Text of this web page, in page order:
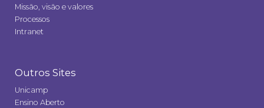
Missão, visão e valores
Processos
Intranet
Outros Sites
Unicamp
Ensino Aberto